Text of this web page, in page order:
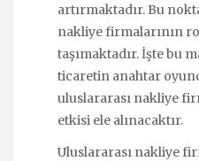
artırmaktadır. Bu
nakliye firmalarının
taşımaktadır. İşte bu
ticaretin anahtar
uluslararası nakliye
etkisi ele alınacaktır.
Uluslararası nakliye